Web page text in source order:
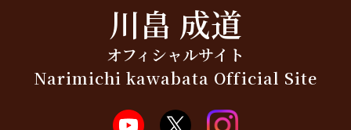
川畠 成道
オフィシャルサイト
Narimichi kawabata Official Site